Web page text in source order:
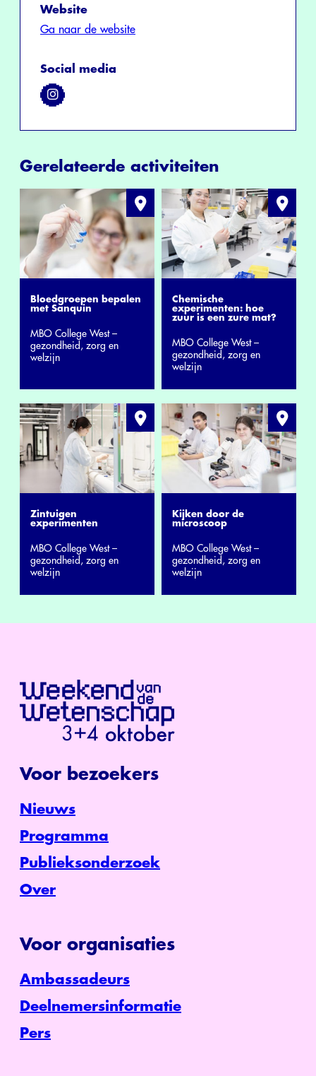
Website
Ga naar de website
Social media
Gerelateerde activiteiten
Bloedgroepen bepalen
met Sanquin
MBO College West –
gezondheid, zorg en
welzijn
Chemische
experimenten: hoe
zuur is een zure mat?
MBO College West –
gezondheid, zorg en
welzijn
Zintuigen
experimenten
MBO College West –
gezondheid, zorg en
welzijn
Kijken door de
microscoop
MBO College West –
gezondheid, zorg en
welzijn
Voor bezoekers
Nieuws
Programma
Publieksonderzoek
Over
Voor organisaties
Ambassadeurs
Deelnemersinformatie
Pers